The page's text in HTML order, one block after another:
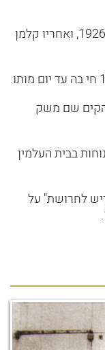
אחיו הצטרפו אליו מאוחר יותר, משה ב - 1926, ואחריו קלמן
והקים שם משק
והובא למנוחות בבית העלמין
לחרושת" על